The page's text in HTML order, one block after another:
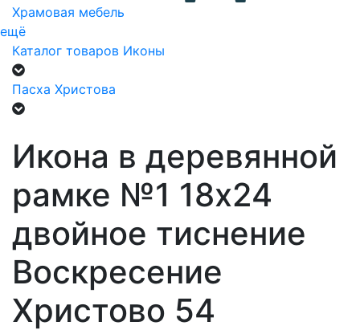
Храмовая мебель
ещё
Каталог товаров Иконы
Пасха Христова
Икона в деревянной
рамке №1 18х24
двойное тиснение
Воскресение
Христово 54